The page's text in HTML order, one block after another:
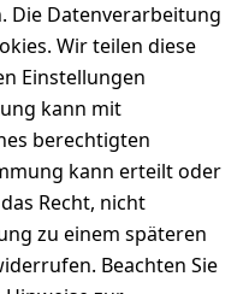
Die Datenverarbeitung
Wir teilen diese
Einstellungen
kann mit
berechtigten
kann erteilt oder
Recht, nicht
zu einem späteren
Beachten Sie